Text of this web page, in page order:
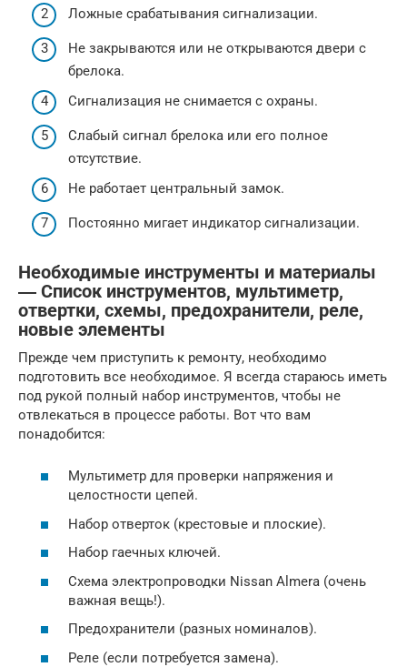
Ложные срабатывания сигнализации.
Не закрываются или не открываются двери с
брелока.
Сигнализация не снимается с охраны.
Слабый сигнал брелока или его полное
отсутствие.
Не работает центральный замок.
Постоянно мигает индикатор сигнализации.
Необходимые инструменты и материалы
― Список инструментов, мультиметр,
отвертки, схемы, предохранители, реле,
новые элементы
Прежде чем приступить к ремонту, необходимо
подготовить все необходимое. Я всегда стараюсь иметь
под рукой полный набор инструментов, чтобы не
отвлекаться в процессе работы. Вот что вам
понадобится:
Мультиметр для проверки напряжения и
целостности цепей.
Набор отверток (крестовые и плоские).
Набор гаечных ключей.
Схема электропроводки Nissan Almera (очень
важная вещь!).
Предохранители (разных номиналов).
Реле (если потребуется замена).